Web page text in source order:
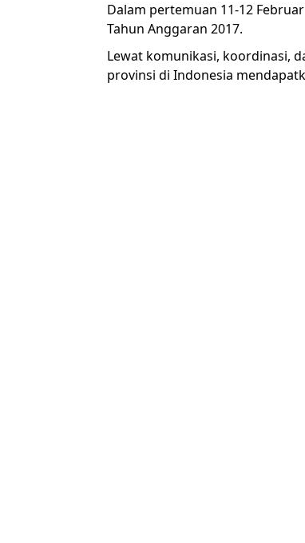
Dalam pertemuan 11-12
Tahun Anggaran 2017.
Lewat komunikasi, koordinasi,
provinsi di Indonesia